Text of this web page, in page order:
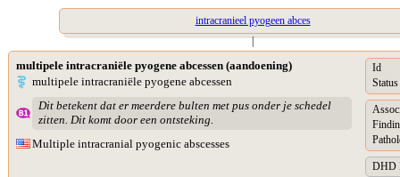
intracranieel pyogeen abces
|
multipele intracraniële pyogene abcessen (aandoening)
multipele intracraniële pyogene abcessen
Dit betekent dat er meerdere bulten met pus onder je schedel
zitten. Dit komt door een ontsteking.
Multiple intracranial pyogenic abscesses
Id
Status
DHD